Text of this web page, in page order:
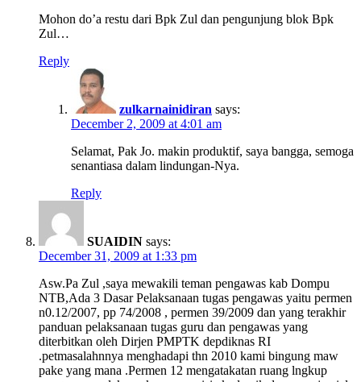
Mohon do’a restu dari Bpk Zul dan pengunjung blok Bpk
Zul…
Reply
zulkarnainidiran says:
December 2, 2009 at 4:01 am
Selamat, Pak Jo. makin produktif, saya bangga, semoga
senantiasa dalam lindungan-Nya.
Reply
SUAIDIN says:
December 31, 2009 at 1:33 pm
Asw.Pa Zul ,saya mewakili teman pengawas kab Dompu
NTB,Ada 3 Dasar Pelaksanaan tugas pengawas yaitu permen
n0.12/2007, pp 74/2008 , permen 39/2009 dan yang terakhir
panduan pelaksanaan tugas guru dan pengawas yang
diterbitkan oleh Dirjen PMPTK depdiknas RI
.petmasalahnnya menghadapi thn 2010 kami bingung maw
pake yang mana .Permen 12 mengatakatan ruang lngkup